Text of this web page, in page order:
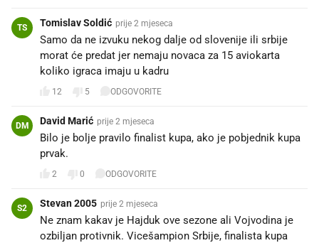
TS Tomislav Soldić prije 2 mjeseca
Samo da ne izvuku nekog dalje od slovenije ili srbije
morat će predat jer nemaju novaca za 15 aviokarta
koliko igraca imaju u kadru
12 5 ODGOVORITE
DM David Marić prije 2 mjeseca
Bilo je bolje pravilo finalist kupa, ako je pobjednik kupa
prvak.
2 0 ODGOVORITE
S2 Stevan 2005 prije 2 mjeseca
Ne znam kakav je Hajduk ove sezone ali Vojvodina je
ozbiljan protivnik. Vicešampion Srbije, finalista kupa